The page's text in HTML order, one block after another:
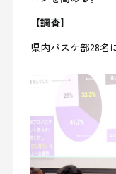
【調査】
県内バスケ部28名